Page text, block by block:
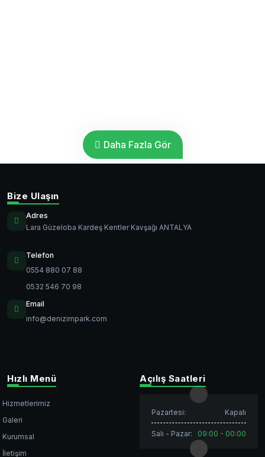
Daha Fazla Gör
Bize Ulaşın
Adres
Lara Güzeloba Kardeş Kentler Kavşağı ANTALYA
Telefon
0554 880 07 88
0532 546 70 98
Email
info@denizimpark.com
Hızlı Menü
Hizmetlerimiz
Galeri
Kurumsal
İletişim
Açılış Saatleri
Pazartesi: Kapalı
Salı - Pazar: 09:00 - 00:00